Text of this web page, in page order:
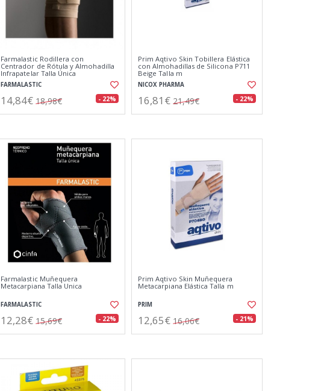
Farmalastic Rodillera con
Centrador de Rótula y Almohadilla
Infrapatelar Talla Única
FARMALASTIC
14,84€ 18,98€ - 22%
Prim Aqtivo Skin Tobillera Elástica
con Almohadillas de Silicona P711
Beige Talla m
NICOX PHARMA
16,81€ 21,49€ - 22%
Farmalastic Muñequera
Metacarpiana Talla Unica
FARMALASTIC
12,28€ 15,69€ - 22%
Prim Aqtivo Skin Muñequera
Metacarpiana Elástica Talla m
PRIM
12,65€ 16,06€ - 21%